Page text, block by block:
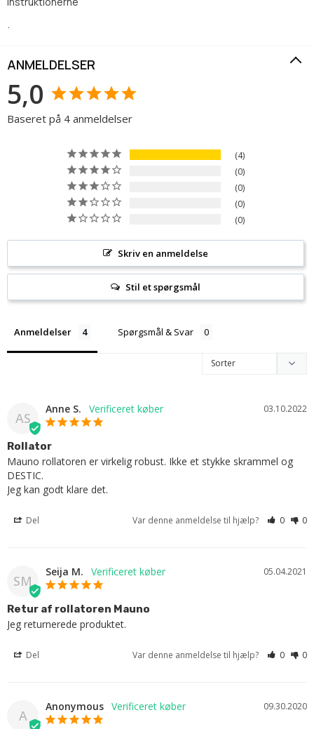
.
ANMELDELSER
5,0
Baseret på 4 anmeldelser
4
0
0
0
0
Skriv en anmeldelse
Stil et spørgsmål
Anmeldelser Spørgsmål & Svar
AS
03.10.2022
Anne S.
Rollator
Mauno rollatoren er virkelig robust. Ikke et stykke skrammel og
DESTIC.
Jeg kan godt klare det.
Del Var denne anmeldelse til hjælp? 0 0
SM
05.04.2021
Seija M.
Retur af rollatoren Mauno
Jeg returnerede produktet.
Del Var denne anmeldelse til hjælp? 0 0
A
09.30.2020
Anonymous